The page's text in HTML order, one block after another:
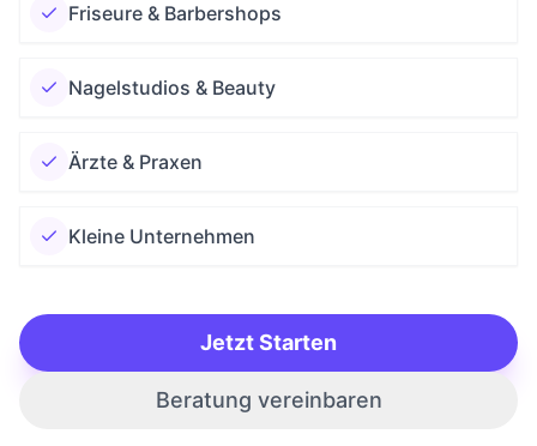
Friseure & Barbershops
Nagelstudios & Beauty
Ärzte & Praxen
Kleine Unternehmen
Jetzt Starten
Beratung vereinbaren